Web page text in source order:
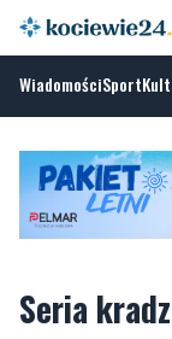
WiadomościSport
Seria
jej